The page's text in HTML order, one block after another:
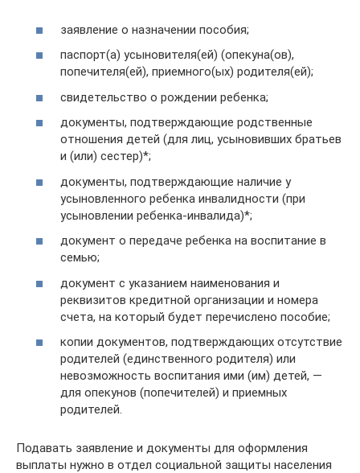
заявление о назначении пособия;
паспорт(а) усыновителя(ей) (опекуна(ов),
попечителя(ей), приемного(ых) родителя(ей);
свидетельство о рождении ребенка;
документы, подтверждающие родственные
отношения детей (для лиц, усыновивших братьев
и (или) сестер)*;
документы, подтверждающие наличие у
усыновленного ребенка инвалидности (при
усыновлении ребенка-инвалида)*;
документ о передаче ребенка на воспитание в
семью;
документ с указанием наименования и
реквизитов кредитной организации и номера
счета, на который будет перечислено пособие;
копии документов, подтверждающих отсутствие
родителей (единственного родителя) или
невозможность воспитания ими (им) детей, —
для опекунов (попечителей) и приемных
родителей.
Подавать заявление и документы для оформления
выплаты нужно в отдел социальной защиты населения